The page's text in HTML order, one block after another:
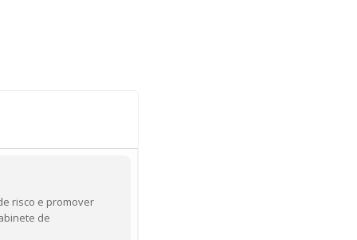
risco e promover
de